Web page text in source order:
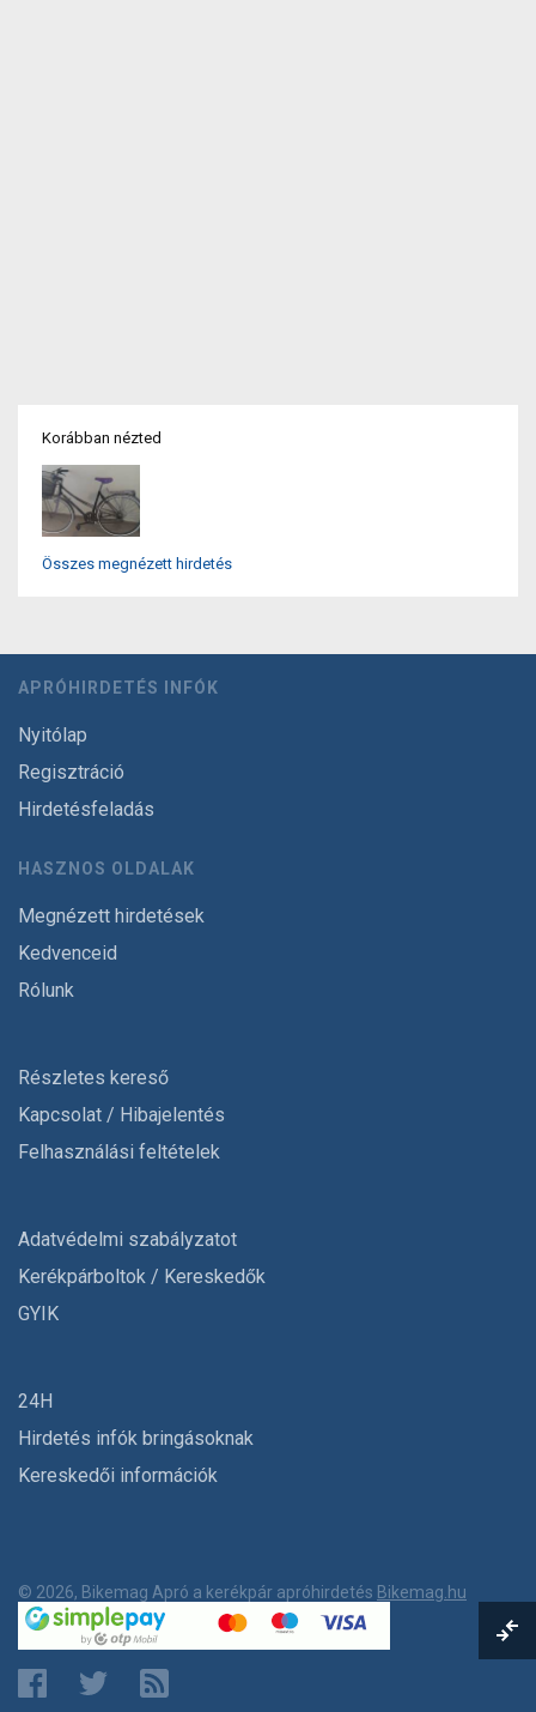
Korábban nézted
Összes megnézett hirdetés
APRÓHIRDETÉS INFÓK
Nyitólap
Regisztráció
Hirdetésfeladás
HASZNOS OLDALAK
Megnézett hirdetések
Kedvenceid
Rólunk
Részletes kereső
Kapcsolat / Hibajelentés
Felhasználási feltételek
Adatvédelmi szabályzatot
Kerékpárboltok / Kereskedők
GYIK
24H
Hirdetés infók bringásoknak
Kereskedői információk
© 2026, Bikemag Apró a kerékpár apróhirdetés Bikemag.hu